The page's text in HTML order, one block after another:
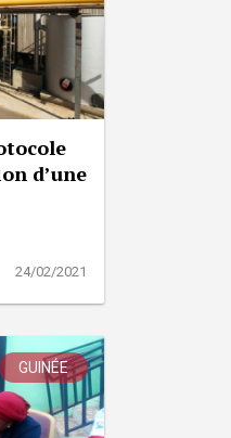
d’une
24/02/2021
GUINÉE